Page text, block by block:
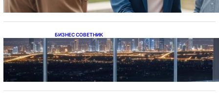
БИЗНЕС СОВЕТНИК
Каталог светодиодных светильников и
LED-освещения в Казахстане